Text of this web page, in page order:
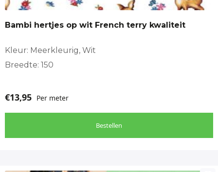
Bambi hertjes op wit French terry kwaliteit
Kleur: Meerkleurig, Wit
Breedte: 150
€13,95 Per meter
Bestellen